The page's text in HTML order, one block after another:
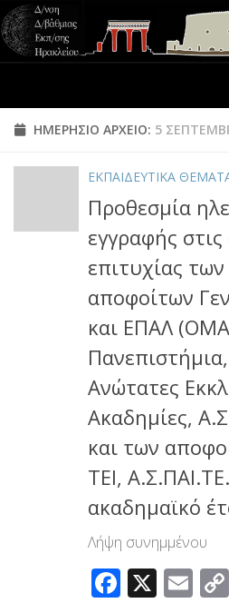
ΗΜΕΡΉΣΙΟ ΑΡΧΕΊΟ: 5
ΕΚΠΑΙΔΕΥΤΙΚΑ
Προθεσμία
εγγραφής
επιτυχίας
αποφοίτων
και ΕΠΑΛ
Ανώτατες
Ακαδημίες,
και των
ΤΕΙ,
ακαδημαϊκό
Λήψη συνημμένου
X